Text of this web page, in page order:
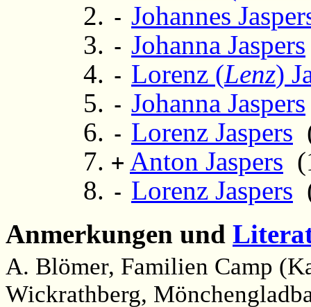
- Johannes
- Johanna Jaspers
- Lorenz (Lenz)
- Johanna Jaspers
- Lorenz Jaspers
+ Anton Jaspers
- Lorenz Jaspers
Anmerkungen und
A. Blömer, Familien Camp
Wickrathberg,